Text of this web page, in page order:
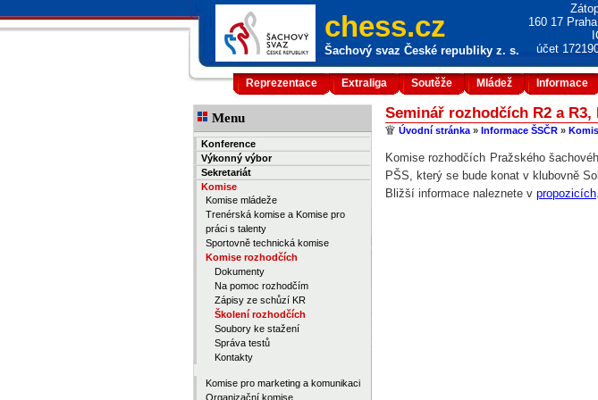
chess.cz
Šachový svaz České republiky z. s.
160 17
účet
Reprezentace Extraliga Soutěže Mládež Informace
Menu
Konference
Výkonný výbor
Sekretariát
Komise
Komise mládeže
Trenérská komise a Komise pro
práci s talenty
Sportovně technická komise
Komise rozhodčích
Dokumenty
Na pomoc rozhodčím
Zápisy ze schůzí KR
Školení rozhodčích
Soubory ke stažení
Správa testů
Kontakty
Komise pro marketing a komunikaci
Organizační komise
Seminář rozhodčích R2 a R3,
Úvodní stránka » Informace ŠSČR »
Komise rozhodčích Pražského
PŠS, který se bude konat v klubovně
Bližší informace naleznete v propozicích.